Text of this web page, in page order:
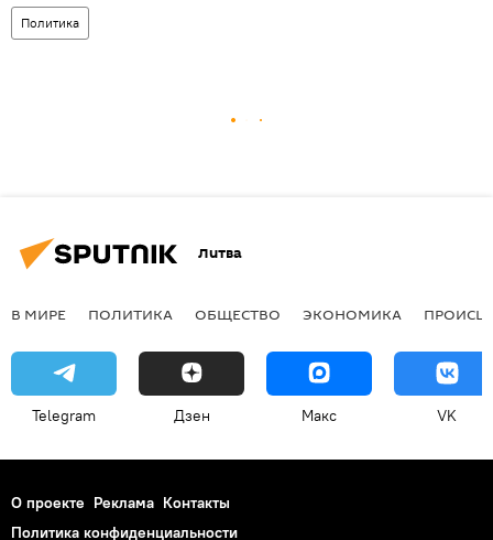
Политика
Литва
В МИРЕ ПОЛИТИКА ОБЩЕСТВО ЭКОНОМИКА
Telegram Дзен Макс VK
О проекте Реклама Контакты
Политика конфиденциальности